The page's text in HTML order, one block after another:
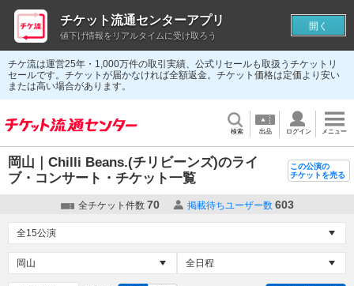
チケ流は運営25年・1,000万件の取引実績、公式リセールも取扱うチケットリ
セールです。チケットが届かなければ全額返金。チケット価格は定価より安い
または高い場合があります。
検索 出品 ログイン メニュー
岡山｜Chilli Beans.(チリビーンズ)のライ
ブ・コンサート・チケット一覧
この公演の
チケットを売る
全チケット件数 70 掲載待ちユーザー数 603
チケット流通センターアプリ
値下げ情報をリアルタイムに受け取ろう
開く